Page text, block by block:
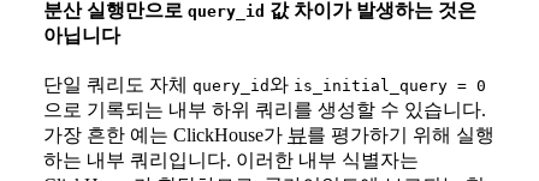
분산 실행만으로 query_id 값 차이가 발생하는 것은
아닙니다
단일 쿼리도 자체 query_id와 is_initial_query = 0
으로 기록되는 내부 하위 쿼리를 생성할 수 있습니다.
가장 흔한 예는 ClickHouse가 뷰를 평가하기 위해 실행
하는 내부 쿼리입니다. 이러한 내부 식별자는